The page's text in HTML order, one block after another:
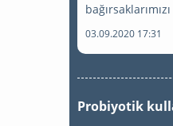
03.09.2020 17:31
Probiyotik